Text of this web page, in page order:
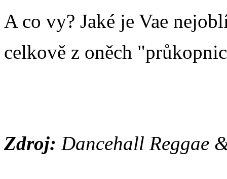
A co vy? Jaké je Vae
celkově z oněch
Zdroj: Dancehall Reggae